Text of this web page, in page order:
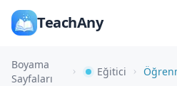
TeachAny
Boyama
Sayfaları
Eğitici